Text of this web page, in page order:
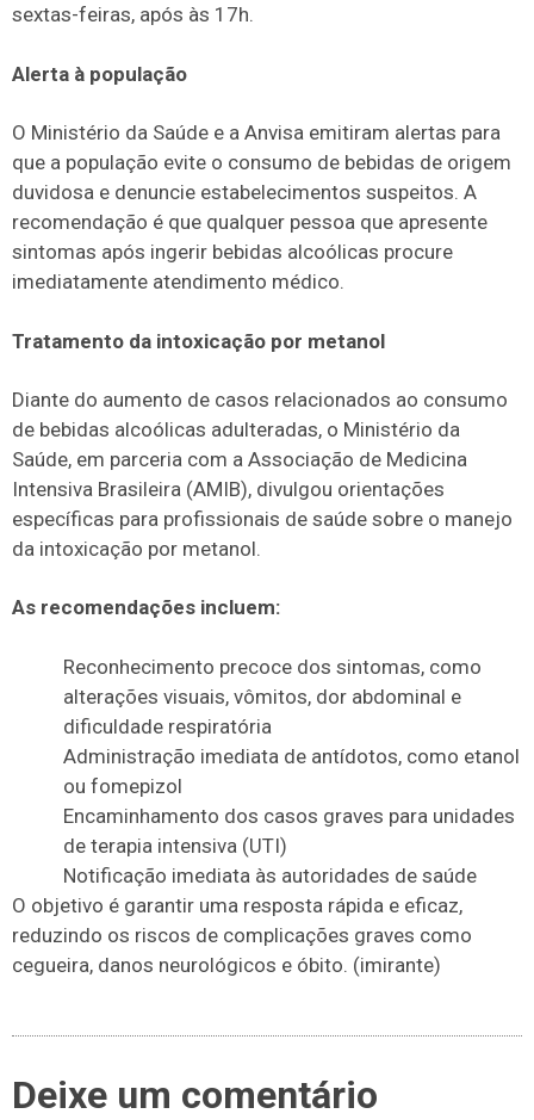
sextas-feiras, após às 17h.
Alerta à população
O Ministério da Saúde e a Anvisa emitiram alertas para
que a população evite o consumo de bebidas de origem
duvidosa e denuncie estabelecimentos suspeitos. A
recomendação é que qualquer pessoa que apresente
sintomas após ingerir bebidas alcoólicas procure
imediatamente atendimento médico.
Tratamento da intoxicação por metanol
Diante do aumento de casos relacionados ao consumo
de bebidas alcoólicas adulteradas, o Ministério da
Saúde, em parceria com a Associação de Medicina
Intensiva Brasileira (AMIB), divulgou orientações
específicas para profissionais de saúde sobre o manejo
da intoxicação por metanol.
As recomendações incluem:
Reconhecimento precoce dos sintomas, como
alterações visuais, vômitos, dor abdominal e
dificuldade respiratória
Administração imediata de antídotos, como etanol
ou fomepizol
Encaminhamento dos casos graves para unidades
de terapia intensiva (UTI)
Notificação imediata às autoridades de saúde
O objetivo é garantir uma resposta rápida e eficaz,
reduzindo os riscos de complicações graves como
cegueira, danos neurológicos e óbito. (imirante)
Deixe um comentário